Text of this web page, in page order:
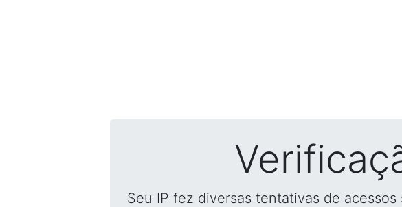
Seu IP fez diversas tentativas de